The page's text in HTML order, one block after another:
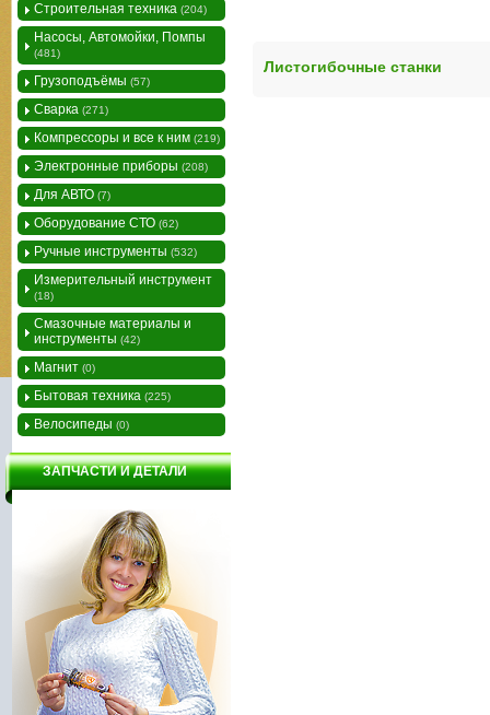
Листогибочные станки
Строительная техника (204)
Насосы, Автомойки, Помпы
(481)
Грузоподъёмы (57)
Сварка (271)
Компрессоры и все к ним (219)
Электронные приборы (208)
Для АВТО (7)
Оборудование СТО (62)
Ручные инструменты (532)
Измерительный инструмент
(18)
Смазочные материалы и
инструменты (42)
Магнит (0)
Бытовая техника (225)
Велосипеды (0)
ЗАПЧАСТИ И ДЕТАЛИ